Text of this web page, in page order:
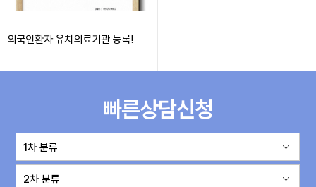
와이에서
외국인환자 유치의료기관 등록!
빠른상담신청